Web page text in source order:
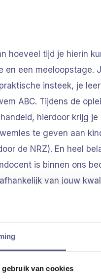
gebruik van cookies
hoeveel tijd je hierin
een meeloopstage.
insteek, je
ABC. Tijdens de
hierdoor krijg
te geven aan
de NRZ). En heel
is binnen ons
van jouw
omgeving
elkaar klaarstaat